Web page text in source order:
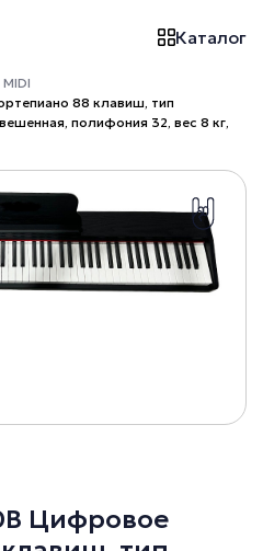
Каталог
88 клавиш, тип
полифония 32, вес 8 кг,
Цифровое